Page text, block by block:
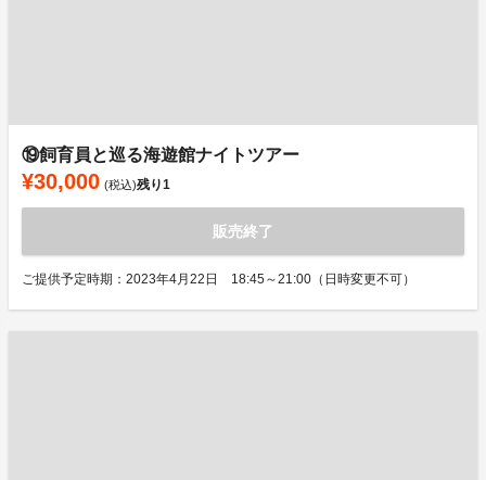
⑲飼育員と巡る海遊館ナイトツアー
¥30,000 (税込)残り1
販売終了
ご提供予定時期：2023年4月22日 18:45～21:00（日時変更不可）